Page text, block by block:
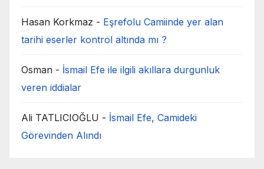
Hasan Korkmaz - Eşrefolu Camiinde yer alan
tarihi eserler kontrol altında mı ?
Osman - İsmail Efe ile ilgili akıllara durgunluk
veren iddialar
Ali TATLICIOĞLU - İsmail Efe, Camideki
Görevinden Alındı